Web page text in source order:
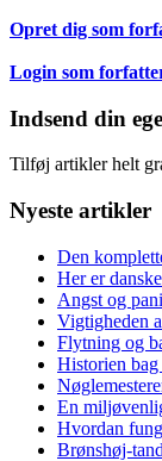
Opret dig som
Login som
Indsend din
Tilføj artikler helt
Nyeste artikler
Den
Her er
Angst og
Vigtigheden
Flytning og
Historien bag
En
Hvordan
Brønshøj-